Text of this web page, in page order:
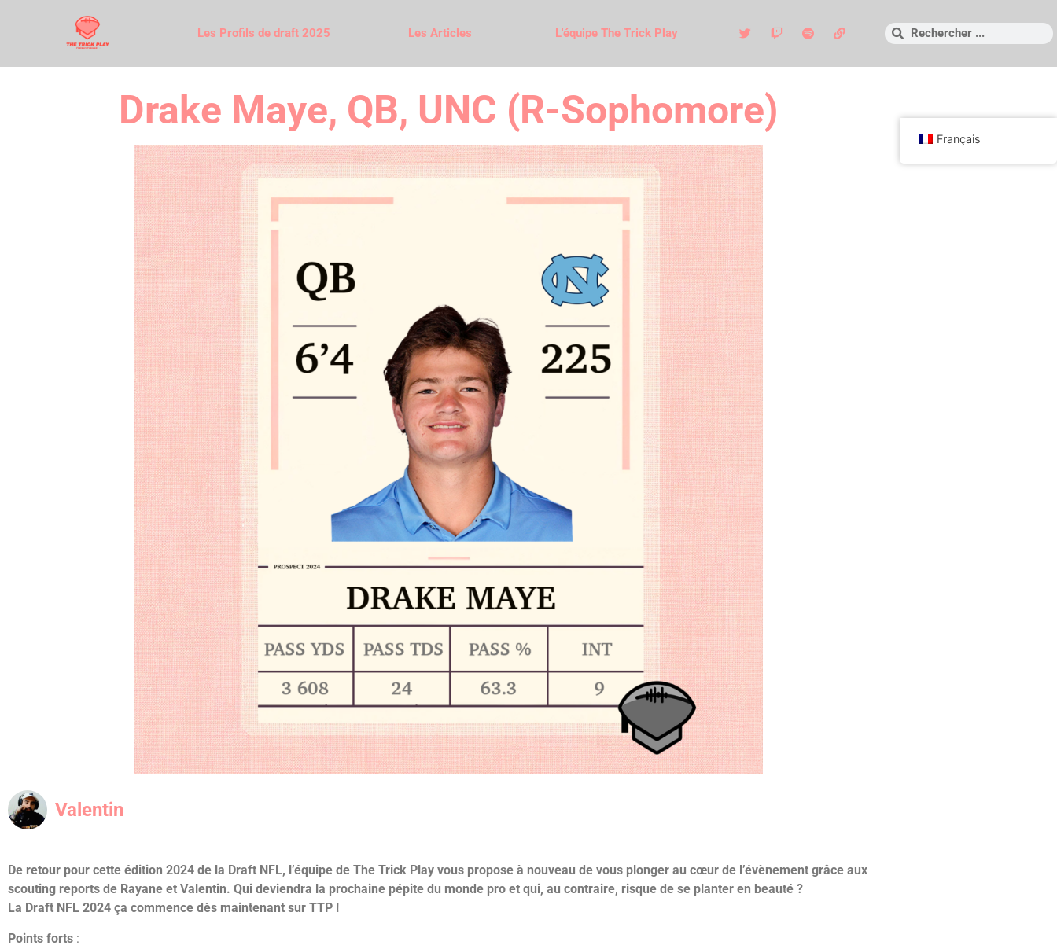
Les Profils de draft 2025 Les Articles L'équipe The Trick Play
Drake Maye, QB, UNC (R-Sophomore)
Valentin
De retour pour cette édition 2024 de la Draft NFL, l’équipe de The Trick Play vous propose à nouveau de vous plonger au cœur de l’évènement grâce aux
scouting reports de Rayane et Valentin. Qui deviendra la prochaine pépite du monde pro et qui, au contraire, risque de se planter en beauté ?
La Draft NFL 2024 ça commence dès maintenant sur TTP !
Points forts :
Français